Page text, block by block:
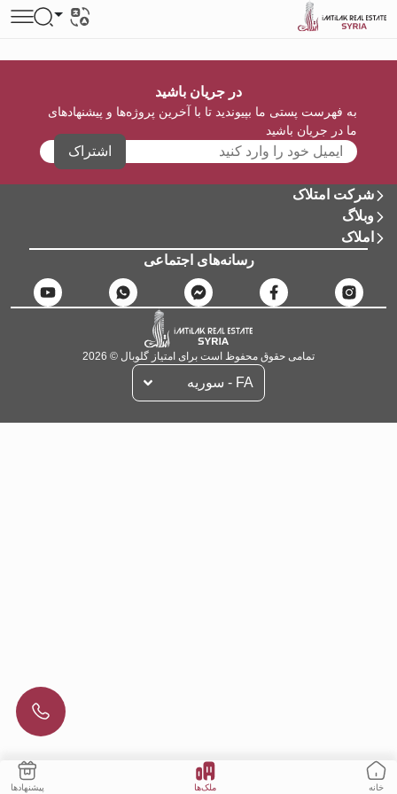
خانه ملک‌ها پیشنهادها
در جریان باشید
به فهرست پستی ما بپیوندید تا با آخرین پروژه‌ها و پیشنهادهای
ما در جریان باشید
اشتراک
شرکت امتلاک
وبلاگ
املاک
رسانه‌های اجتماعی
تمامی حقوق محفوظ است برای امتیاز گلوبال © 2026
FA - سوریه